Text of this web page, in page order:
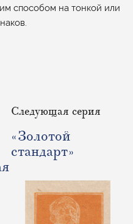
способом на тонкой или
Следующая серия
«Золотой
стандарт»